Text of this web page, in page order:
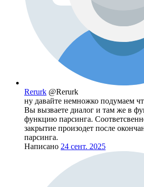
Rerurk @Rerurk
ну давайте немножко подумаем
Вы вызваете диалог и там же в
функцию парсинга.
закрытие произодет после
парсинга.
Написано 24 сент. 2025